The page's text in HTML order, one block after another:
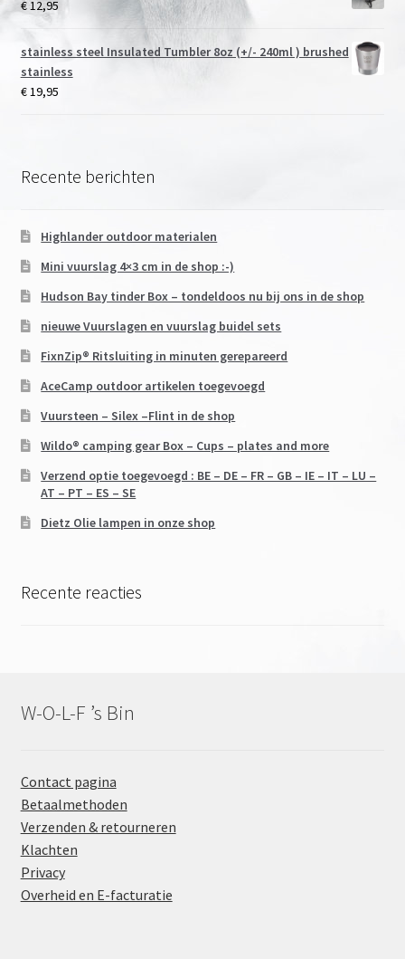
€12,95
stainless steel Insulated Tumbler 8oz (+/- 240ml ) brushed
stainless
€19,95
Recente berichten
Highlander outdoor materialen
Mini vuurslag 4×3 cm in de shop :-)
Hudson Bay tinder Box – tondeldoos nu bij ons in de shop
nieuwe Vuurslagen en vuurslag buidel sets
FixnZip® Ritsluiting in minuten gerepareerd
AceCamp outdoor artikelen toegevoegd
Vuursteen – Silex –Flint in de shop
Wildo® camping gear Box – Cups – plates and more
Verzend optie toegevoegd : BE – DE – FR – GB – IE – IT – LU –
AT – PT – ES – SE
Dietz Olie lampen in onze shop
Recente reacties
W-O-L-F ’s Bin
Contact pagina
Betaalmethoden
Verzenden & retourneren
Klachten
Privacy
Overheid en E-facturatie